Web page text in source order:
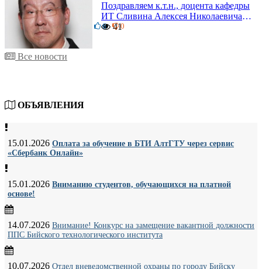
Поздравляем к.т.н., доцента кафедры
ИТ Сливина Алексея Николаевича с
юбилеем!
6 0
41
Все новости
ОБЪЯВЛЕНИЯ
15.01.2026 Оплата за обучение в БТИ АлтГТУ через сервис
«Сбербанк Онлайн»
15.01.2026 Вниманию студентов, обучающихся на платной
основе!
14.07.2026 Внимание! Конкурс на замещение вакантной должности
ППС Бийского технологического института
10.07.2026 Отдел вневедомственной охраны по городу Бийску